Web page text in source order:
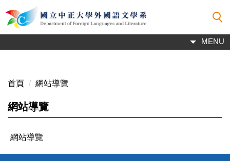
跳
到
主
區
MENU
首頁 網站導覽
網站導覽
網站導覽